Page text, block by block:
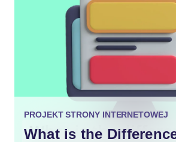
PROJEKT STRONY INTERNETOWEJ
What is the